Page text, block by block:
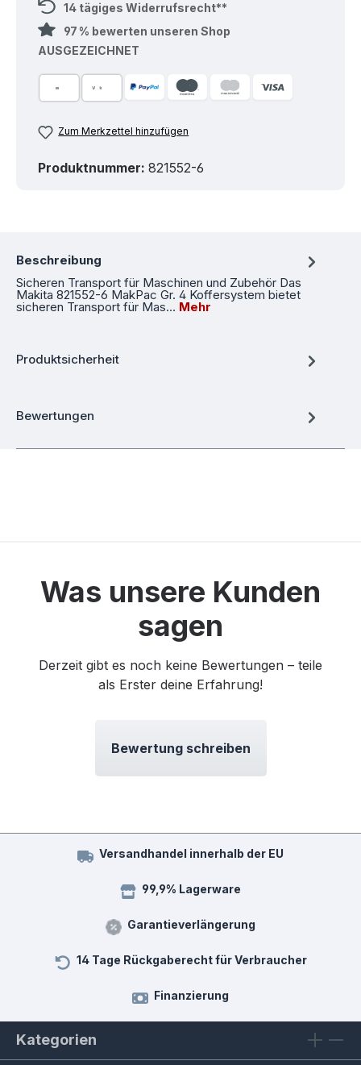
14 tägiges Widerrufsrecht**
97 % bewerten unseren Shop
AUSGEZEICHNET
Zum Merkzettel hinzufügen
Produktnummer: 821552-6
Beschreibung
Sicheren Transport für Maschinen und Zubehör Das
Makita 821552-6 MakPac Gr. 4 Koffersystem bietet
sicheren Transport für Mas… Mehr
Produktsicherheit
Bewertungen
Was unsere Kunden
sagen
Derzeit gibt es noch keine Bewertungen – teile
als Erster deine Erfahrung!
Bewertung schreiben
Versandhandel innerhalb der EU
99,9% Lagerware
Garantieverlängerung
14 Tage Rückgaberecht für Verbraucher
Finanzierung
Kategorien